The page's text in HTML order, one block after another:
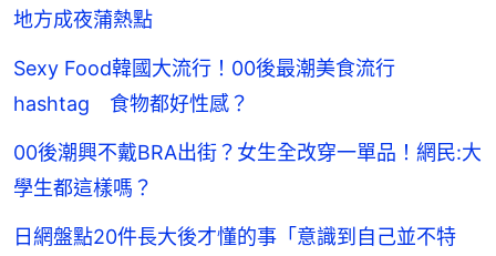
地方成夜蒲熱點
Sexy Food韓國大流行！00後最潮美食流行
hashtag 食物都好性感？
00後潮興不戴BRA出街？女生全改穿一單品！網民:大
學生都這樣嗎？
日網盤點20件長大後才懂的事「意識到自己並不特